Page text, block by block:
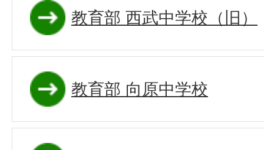
教育部 西武中学校（旧）
教育部 向原中学校